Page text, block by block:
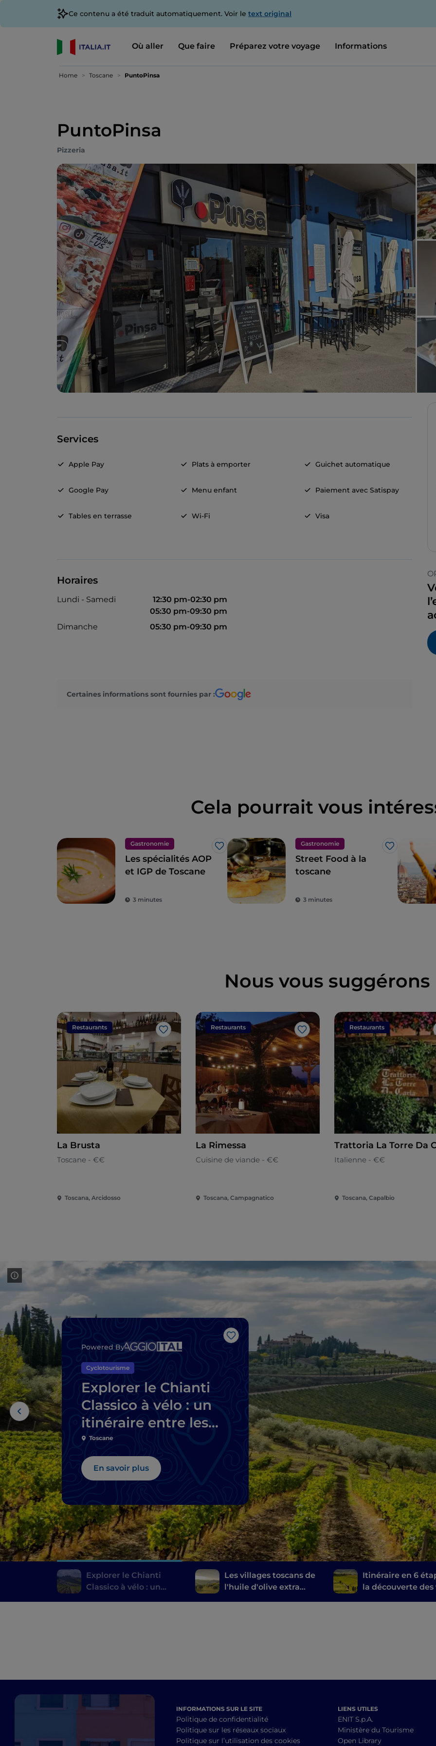
Ce contenu a été traduit automatiquement. Voir le text original
Où aller Que faire Préparez votre voyage Informations
Home Toscane PuntoPinsa
PuntoPinsa
Pizzeria
Services
Apple Pay Plats à emporter Guichet automatique
Google Pay Menu enfant Paiement avec Satispay
Tables en terrasse Wi-Fi Visa
Horaires
Lundi - Samedi
12:30 pm-02:30 pm
05:30 pm-09:30 pm
Dimanche
05:30 pm-09:30 pm
Certaines informations sont fournies par :
Cela pourrait vous
Gastronomie
J’aime
Les spécialités AOP
et IGP de Toscane
3 minutes
Gastronomie
J’aime
Street Food à la
toscane
3 minutes
Nous vous suggérons
Restaurants
J’aime
La Brusta
Toscane - €€
Toscana, Arcidosso
Restaurants
J’aime
La Rimessa
Cuisine de viande - €€
Toscana, Campagnatico
Restaurants
Trattoria La Torre Da
Italienne - €€
Toscana, Capalbio
J’aime
Powered By
Cyclotourisme
Explorer le Chianti
Classico à vélo : un
itinéraire entre les
caves
Toscane
En savoir plus
Explorer le Chianti
Classico à vélo : un
Les villages toscans de
l'huile d'olive extra
Itinéraire en 6
la découverte des
INFORMATIONS SUR LE SITE
Politique de confidentialité
Politique sur les réseaux sociaux
Politique sur l’utilisation des cookies
LIENS UTILES
ENIT S.p.A.
Ministère du Tourisme
Open Library